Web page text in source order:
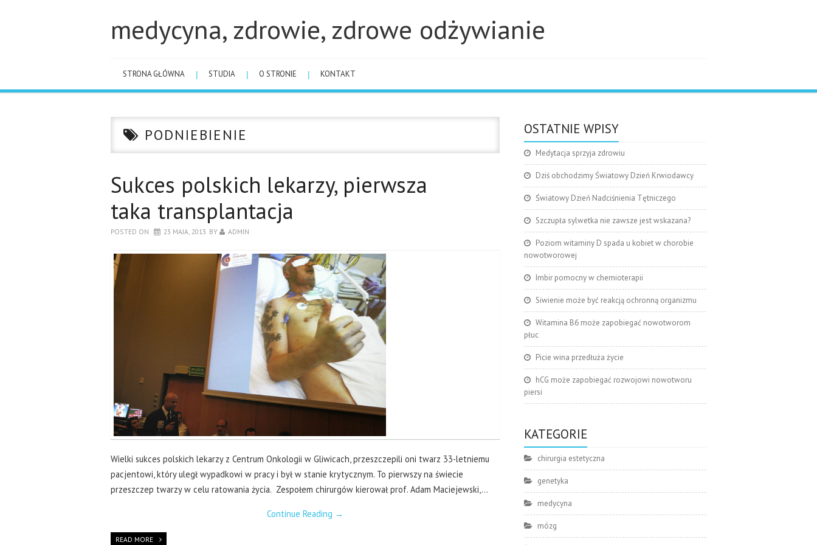
medycyna, zdrowie, zdrowe odżywianie
STRONA GŁÓWNA STUDIA O STRONIE KONTAKT
PODNIEBIENIE
Sukces polskich lekarzy, pierwsza
taka transplantacja
POSTED ON 23 MAJA, 2013 BY ADMIN
Wielki sukces polskich lekarzy z Centrum Onkologii w Gliwicach, przeszczepili oni twarz 33-letniemu
pacjentowi, który uległ wypadkowi w pracy i był w stanie krytycznym. To pierwszy na świecie
przeszczep twarzy w celu ratowania życia. Zespołem chirurgów kierował prof. Adam Maciejewski,…
Continue Reading →
READ MORE
OSTATNIE WPISY
Medytacja sprzyja zdrowiu
Dziś obchodzimy Światowy Dzień Krwiodawcy
Światowy Dzień Nadciśnienia Tętniczego
Szczupła sylwetka nie zawsze jest wskazana?
Poziom witaminy D spada u kobiet w chorobie
nowotworowej
Imbir pomocny w chemioterapii
Siwienie może być reakcją ochronną organizmu
Witamina B6 może zapobiegać nowotworom
płuc
Picie wina przedłuża życie
hCG może zapobiegać rozwojowi nowotworu
piersi
KATEGORIE
chirurgia estetyczna
genetyka
medycyna
mózg